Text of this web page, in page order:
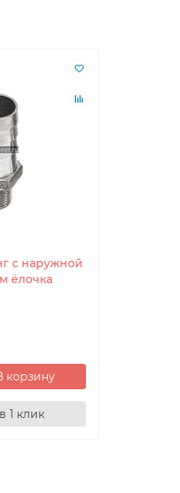
с наружной
ёлочка
корзину
1 клик